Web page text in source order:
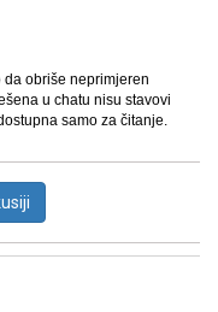
da obriše neprimjeren
u chatu nisu stavovi
samo za čitanje.